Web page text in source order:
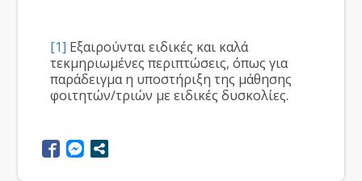
[1] Εξαιρούνται ειδικές και καλά
τεκμηριωμένες περιπτώσεις, όπως για
παράδειγμα η υποστήριξη της μάθησης
φοιτητών/τριών με ειδικές δυσκολίες.